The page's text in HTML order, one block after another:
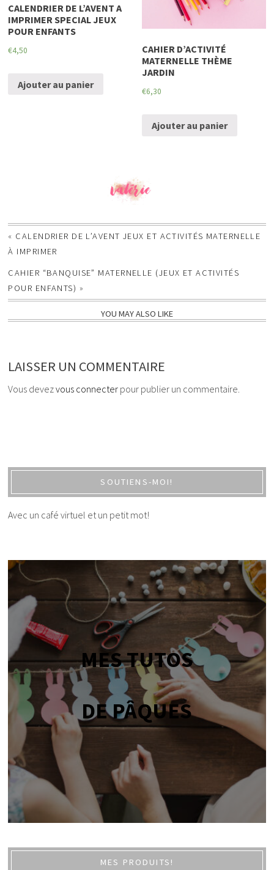
CALENDRIER DE L’AVENT A
IMPRIMER SPECIAL JEUX
POUR ENFANTS
€4,50
Ajouter au panier
CAHIER D’ACTIVITÉ
MATERNELLE THÈME
JARDIN
€6,30
Ajouter au panier
« CALENDRIER DE L’AVENT JEUX ET ACTIVITÉS MATERNELLE
À IMPRIMER
CAHIER “BANQUISE” MATERNELLE (JEUX ET ACTIVITÉS
POUR ENFANTS) »
YOU MAY ALSO LIKE
LAISSER UN COMMENTAIRE
Vous devezvous connecter pour publier un commentaire.
SOUTIENS-MOI!
Avec un café virtuel et un petit mot!
MES TUTOS
DE PÂQUES
MES PRODUITS!